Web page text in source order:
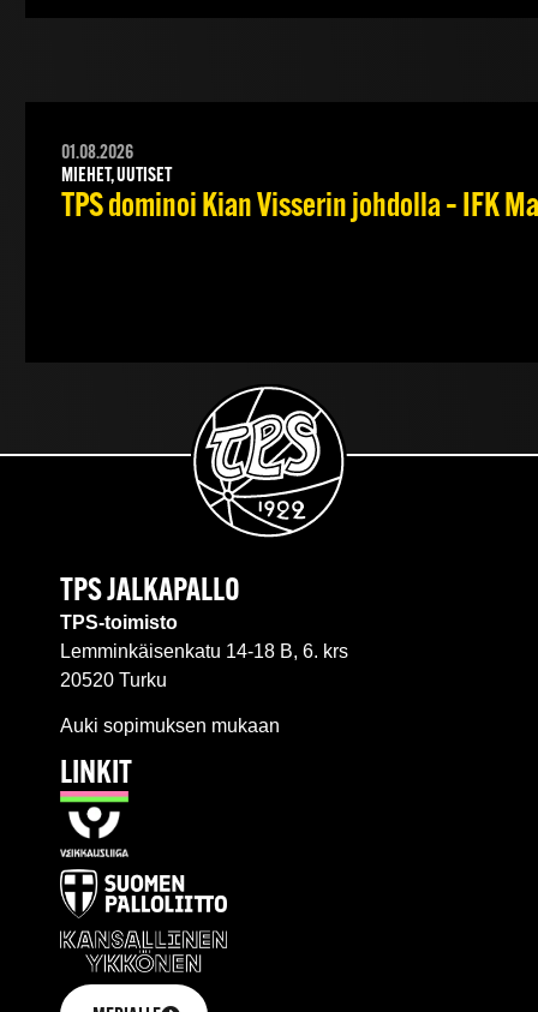
01.08.2026
MIEHET, UUTISET
TPS dominoi Kian Visserin johdolla – IFK
TPS JALKAPALLO
TPS-toimisto
Lemminkäisenkatu 14-18 B, 6. krs
20520 Turku
Auki sopimuksen mukaan
LINKIT